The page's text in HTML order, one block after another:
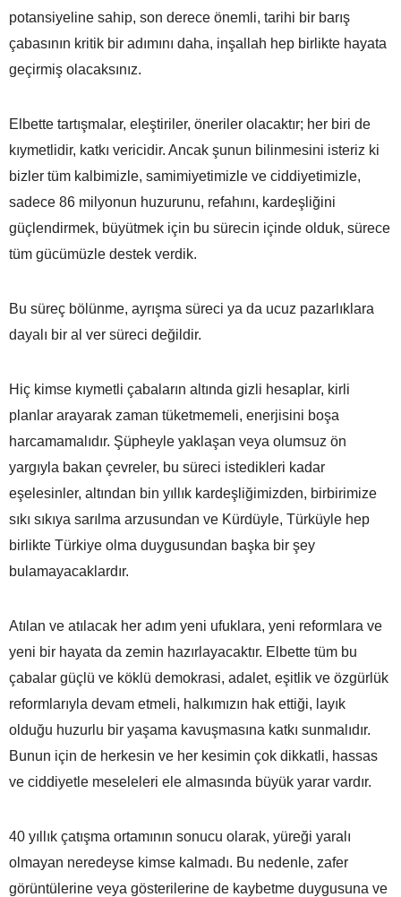
potansiyeline sahip, son derece önemli, tarihi bir barış
çabasının kritik bir adımını daha, inşallah hep birlikte hayata
geçirmiş olacaksınız.
Elbette tartışmalar, eleştiriler, öneriler olacaktır; her biri de
kıymetlidir, katkı vericidir. Ancak şunun bilinmesini isteriz ki
bizler tüm kalbimizle, samimiyetimizle ve ciddiyetimizle,
sadece 86 milyonun huzurunu, refahını, kardeşliğini
güçlendirmek, büyütmek için bu sürecin içinde olduk, sürece
tüm gücümüzle destek verdik.
Bu süreç bölünme, ayrışma süreci ya da ucuz pazarlıklara
dayalı bir al ver süreci değildir.
Hiç kimse kıymetli çabaların altında gizli hesaplar, kirli
planlar arayarak zaman tüketmemeli, enerjisini boşa
harcamamalıdır. Şüpheyle yaklaşan veya olumsuz ön
yargıyla bakan çevreler, bu süreci istedikleri kadar
eşelesinler, altından bin yıllık kardeşliğimizden, birbirimize
sıkı sıkıya sarılma arzusundan ve Kürdüyle, Türküyle hep
birlikte Türkiye olma duygusundan başka bir şey
bulamayacaklardır.
Atılan ve atılacak her adım yeni ufuklara, yeni reformlara ve
yeni bir hayata da zemin hazırlayacaktır. Elbette tüm bu
çabalar güçlü ve köklü demokrasi, adalet, eşitlik ve özgürlük
reformlarıyla devam etmeli, halkımızın hak ettiği, layık
olduğu huzurlu bir yaşama kavuşmasına katkı sunmalıdır.
Bunun için de herkesin ve her kesimin çok dikkatli, hassas
ve ciddiyetle meseleleri ele almasında büyük yarar vardır.
40 yıllık çatışma ortamının sonucu olarak, yüreği yaralı
olmayan neredeyse kimse kalmadı. Bu nedenle, zafer
görüntülerine veya gösterilerine de kaybetme duygusuna ve